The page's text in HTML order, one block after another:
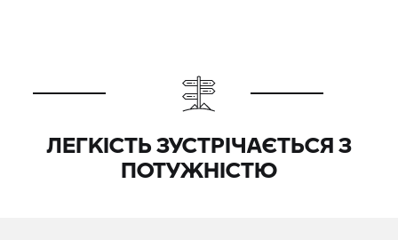
ЛЕГКІСТЬ ЗУСТРІЧАЄТЬСЯ З
ПОТУЖНІСТЮ